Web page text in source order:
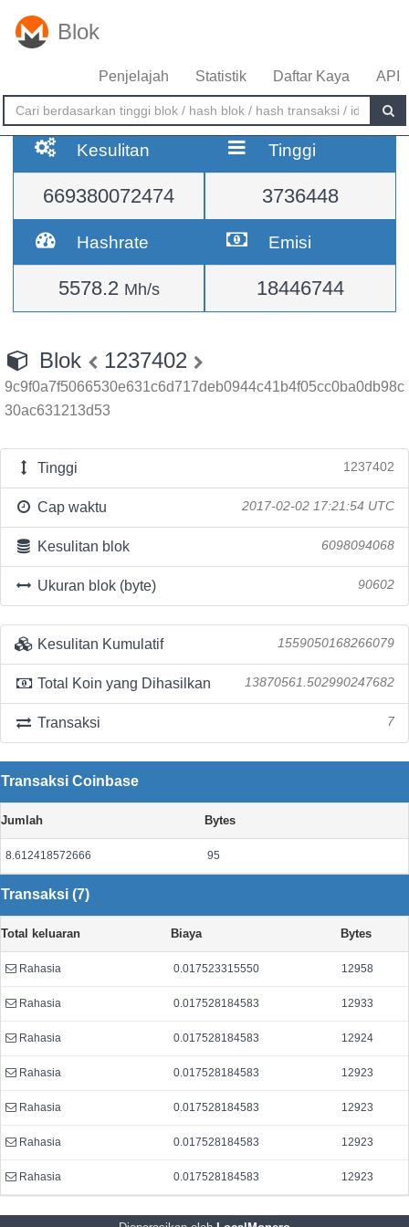
Blok
Penjelajah Statistik Daftar Kaya API
Kesulitan
669380072474
Tinggi
3736448
Hashrate
5578.2 Mh/s
Emisi
18446744
Blok 1237402
9c9f0a7f5066530e631c6d717deb0944c41b4f05cc0ba0db98c
30ac631213d53
Tinggi 1237402
Cap waktu 2017-02-02 17:21:54 UTC
Kesulitan blok 6098094068
Ukuran blok (byte) 90602
Kesulitan Kumulatif 1559050168266079
Total Koin yang Dihasilkan 13870561.502990247682
Transaksi 7
Transaksi Coinbase
Jumlah Bytes
8.612418572666 95
Transaksi (7)
Total keluaran Biaya Bytes
Rahasia 0.017523315550 12958
Rahasia 0.017528184583 12933
Rahasia 0.017528184583 12924
Rahasia 0.017528184583 12923
Rahasia 0.017528184583 12923
Rahasia 0.017528184583 12923
Rahasia 0.017528184583 12923